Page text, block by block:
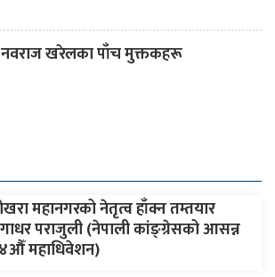
नवराज खरेलका पाँच मुक्तकहरू
महानगरको नेतृत्व हाँक्न तम्तयार
पराजुली (नेपाली कांङ्ग्रेसको आसन्न
महाधिवेशन)